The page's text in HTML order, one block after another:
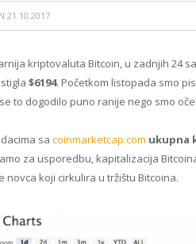
21.10.2017
kriptovaluta Bitcoin, u zadnjih 24
$6194. Početkom listopada smo
to dogodilo puno ranije nego smo
sa coinmarketcap.com ukupna
za usporedbu, kapitalizacija
novca koji cirkulira u tržištu Bitcoina.